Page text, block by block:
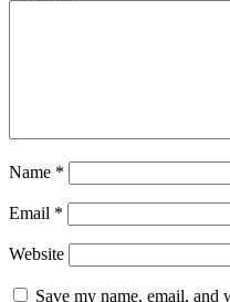
Name *
Email *
Website
Save my name, email, and